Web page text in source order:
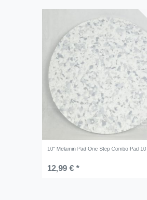
10" Melamin Pad One Step Combo Pad 10
12,99 € *